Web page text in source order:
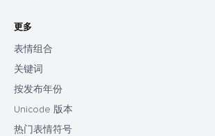
更多
表情组合
关键词
按发布年份
Unicode 版本
热门表情符号